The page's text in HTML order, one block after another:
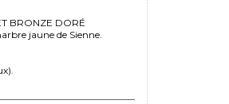
BRONZE DORÉ
jaune de Sienne.